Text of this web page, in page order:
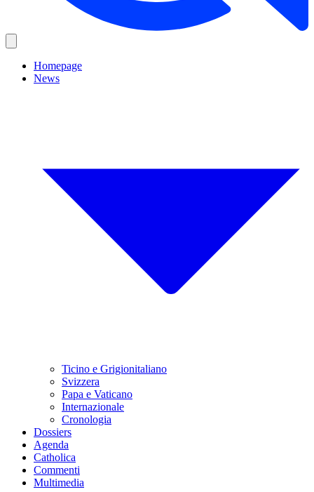
Homepage
News
Ticino e Grigionitaliano
Svizzera
Papa e Vaticano
Internazionale
Cronologia
Dossiers
Agenda
Catholica
Commenti
Multimedia